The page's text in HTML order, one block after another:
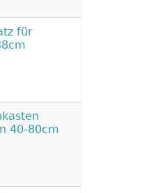
für
40-80cm